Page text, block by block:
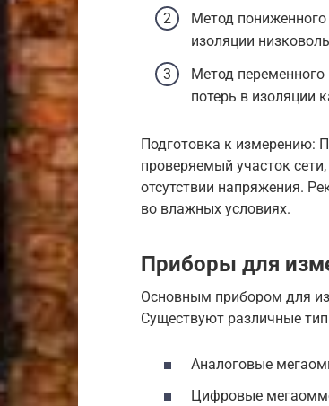
Метод
изоляции
Метод
потерь в изоляции
Подготовка к измерению:
проверяемый участок
отсутствии напряжения.
во влажных условиях.
Приборы для
Основным прибором для
Существуют различные
Аналоговые
Цифровые